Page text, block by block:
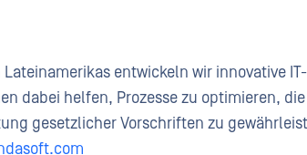
entwickeln wir innovative IT-
dabei helfen, Prozesse zu optimieren, die
gesetzlicher Vorschriften zu